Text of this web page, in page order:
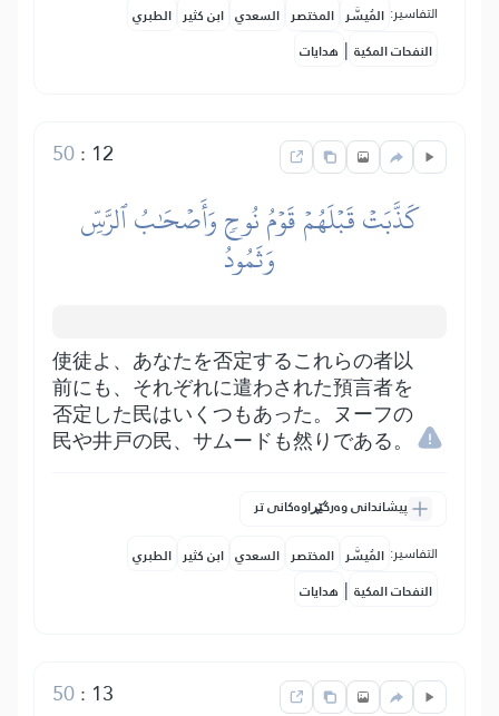
التفاسير: المُيسَّر المختصر السعدي ابن كثير الطبري
النفحات المكية | هدايات
12
:
50
كَذَّبَتۡ قَبۡلَهُمۡ قَوۡمُ نُوحٖ وَأَصۡحَٰبُ ٱلرَّسِّ
وَثَمُودُ
使徒よ、あなたを否定するこれらの者以
前にも、それぞれに遣わされた預言者を
否定した民はいくつもあった。ヌーフの
民や井戸の民、サムードも然りである。
پیشاندانی وەرگێڕاوەکانی تر
التفاسير: المُيسَّر المختصر السعدي ابن كثير الطبري
النفحات المكية | هدايات
13
:
50